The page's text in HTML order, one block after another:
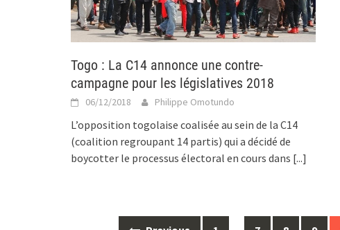
Togo : La C14 annonce une contre-
campagne pour les législatives 2018
06/12/2018 Philippe Omotundo
L’opposition togolaise coalisée au sein de la C14
(coalition regroupant 14 partis) qui a décidé de
boycotter le processus électoral en cours dans [...]